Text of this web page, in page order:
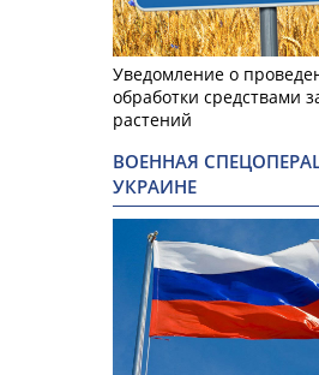
Уведомление о
обработки средствами
растений
ВОЕННАЯ
УКРАИНЕ